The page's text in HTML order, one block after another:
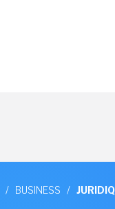
/ BUSINESS /